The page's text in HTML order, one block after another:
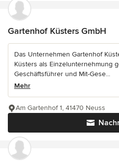
Gartenhof Küsters GmbH
Das Unternehmen Gartenhof
Küsters als Einzelunternehmung
Geschäftsführer und Mit-Gese...
Mehr
Am Gartenhof 1, 41470 Neuss